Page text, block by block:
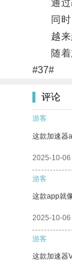
通过改
同时，
越来越
随着加
#37#
评论
游客
这款加速器
2025-10-06
游客
这款app就
2025-10-06
游客
这款加速器